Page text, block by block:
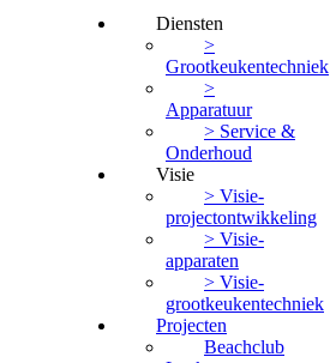
Diensten
>
Grootkeukentechniek
>
Apparatuur
> Service &
Onderhoud
Visie
> Visie-
projectontwikkeling
> Visie-
apparaten
> Visie-
grootkeukentechniek
Projecten
Beachclub